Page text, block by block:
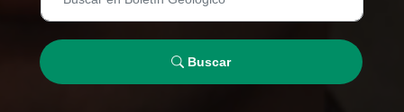
Buscar